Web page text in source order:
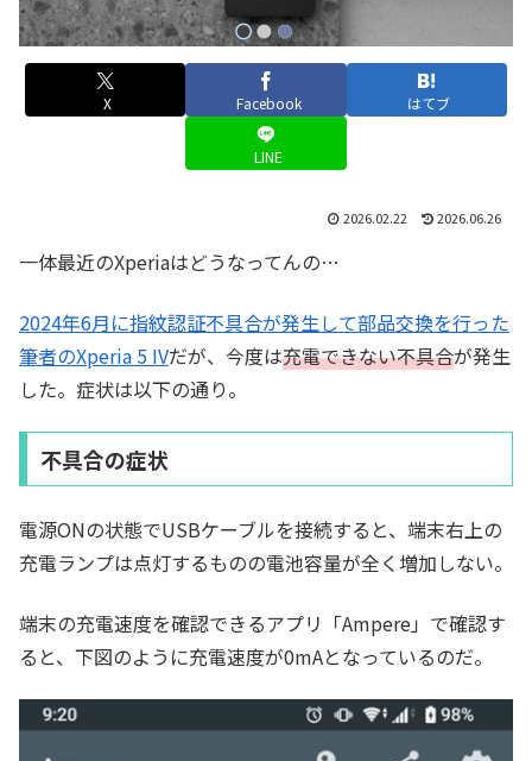
X Facebook はてブ
LINE
2026.02.22 2026.06.26
一体最近のXperiaはどうなってんの…
2024年6月に指紋認証不具合が発生して部品交換を行った
筆者のXperia 5 IVだが、今度は充電できない不具合が発生
した。症状は以下の通り。
不具合の症状
電源ONの状態でUSBケーブルを接続すると、端末右上の
充電ランプは点灯するものの電池容量が全く増加しない。
端末の充電速度を確認できるアプリ「Ampere」で確認す
ると、下図のように充電速度が0mAとなっているのだ。